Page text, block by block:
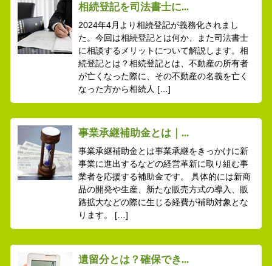
相続登記を司法書士に...
2024年4月より相続登記が義務化されまし
た。今回は相続登記とは何か、また司法書士
に相談するメリットについて解説します。相
続登記とは？相続登記とは、不動産の所有者
が亡くなった際に、その不動産の名義を亡く
なった方から相続人 […]
事業承継補助金とは｜...
事業承継補助金とは事業承継をきっかけに新
事業に進出するなどの経営革新に取り組む事
業者を応援する補助金です。 具体的には新商
品の開発や生産、新たな販売方式の導入、販
路拡大などの際に生じる経費が補助対象とな
ります。 […]
遺留分とは？確保でき...